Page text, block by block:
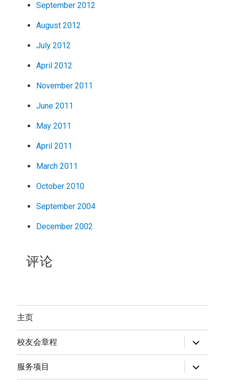
September 2012
August 2012
July 2012
April 2012
November 2011
June 2011
May 2011
April 2011
March 2011
October 2010
September 2004
December 2002
评论
主页
校友会章程
expand
child
menu
服务项目
expand
child